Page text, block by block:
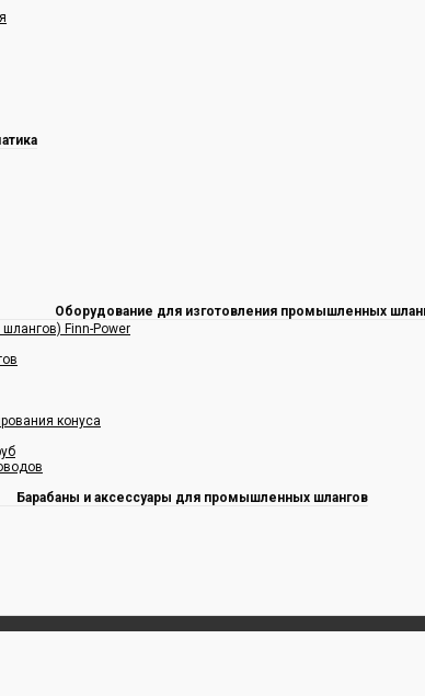
Оборудование для изготовления промышленных
Finn-Power
конуса
Барабаны и аксессуары для промышленных шлангов